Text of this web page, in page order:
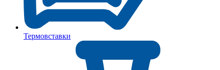
Термовставки